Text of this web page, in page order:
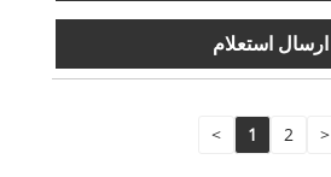
ارسال استعلام
< 1 2 >